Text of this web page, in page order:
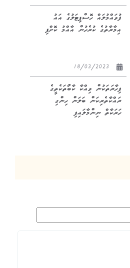
ފުވައްމުލައް ހޮސްޕިޓަލުގެ އައު
އިމާރާތުގެ ކުރެހުން އާއްމު ކޮށްފި
ފިހާރަތަކުން ވިއްކާ ކާބޯތަކެތީގެ
ރައްކާތެރިކަން ބަލަން ހިންގި
ހަރަކާތް ނިންމާލައިފި